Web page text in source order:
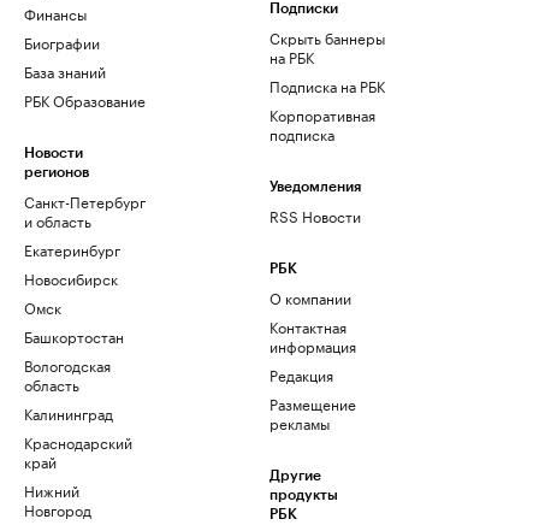
Финансы
Биографии
База знаний
РБК Образование
Новости
регионов
Санкт-Петербург
и область
Екатеринбург
Новосибирск
Омск
Башкортостан
Вологодская
область
Калининград
Краснодарский
край
Нижний
Новгород
Подписки
Скрыть баннеры
на РБК
Подписка на РБК
Корпоративная
подписка
Уведомления
RSS Новости
РБК
О компании
Контактная
информация
Редакция
Размещение
рекламы
Другие
продукты
РБК